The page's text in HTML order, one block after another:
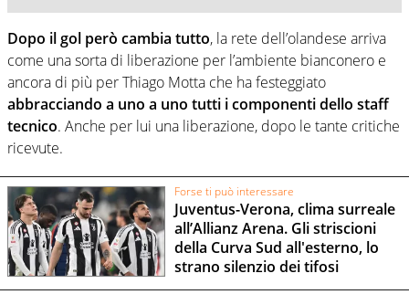
Dopo il gol però cambia tutto, la rete dell’olandese arriva
come una sorta di liberazione per l’ambiente bianconero e
ancora di più per Thiago Motta che ha festeggiato
abbracciando a uno a uno tutti i componenti dello staff
tecnico. Anche per lui una liberazione, dopo le tante critiche
ricevute.
Forse ti può interessare
Juventus-Verona, clima surreale
all’Allianz Arena. Gli striscioni
della Curva Sud all'esterno, lo
strano silenzio dei tifosi